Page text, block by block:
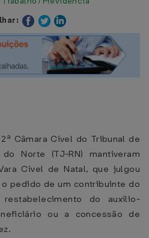
Câmara Cível do Tribunal de
Norte (TJ-RN) mantiveram
Cível de Natal, que julgou
pedido de um contribuinte do
do auxílio-
ou a concessão de